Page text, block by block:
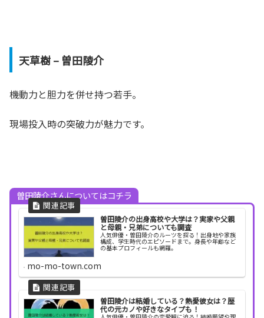
天草樹 – 曽田陵介
機動力と胆力を併せ持つ若手。
現場投入時の突破力が魅力です。
曽田陵介さんについてはコチラ
曽田陵介の出身高校や大学は？実家や父親
と母親・兄弟についても調査
人気俳優・曽田陵介のルーツを探る！出身地や家族
構成、学生時代のエピソードまで。身長や年齢など
の基本プロフィールも網羅。
mo-mo-town.com
曽田陵介は結婚している？熱愛彼女は？歴
代の元カノや好きなタイプも！